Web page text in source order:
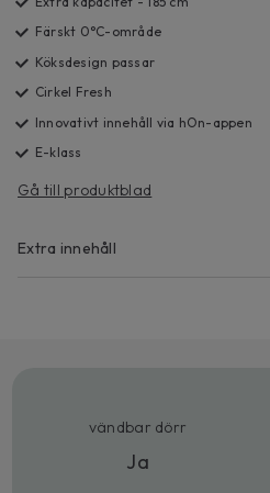
Färskt 0°C-område
Köksdesign passar
Cirkel Fresh
Innovativt innehåll via hOn-appen
E-klass
Gå till produktblad
Extra innehåll
vändbar dörr
Ja